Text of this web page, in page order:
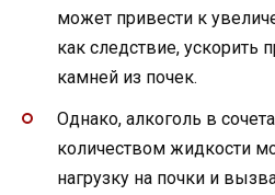
может привести к
как следствие, ускорить
камней из почек.
Однако, алкоголь в
количеством жидкости
нагрузку на почки и